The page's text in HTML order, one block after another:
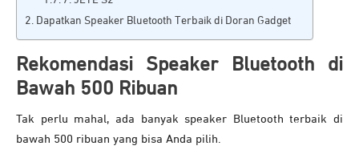
Dapatkan Speaker Bluetooth Terbaik di Doran Gadget
Rekomendasi Speaker Bluetooth di
Bawah 500 Ribuan
Tak perlu mahal, ada banyak speaker Bluetooth terbaik di
bawah 500 ribuan yang bisa Anda pilih.